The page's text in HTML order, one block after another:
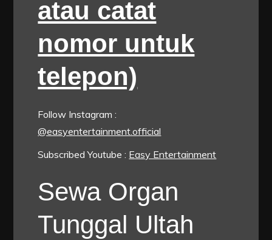
atau catat
nomor untuk
telepon)
Follow Instagram :
@easyentertainment.official
Subscribed Youtube : Easy Entertainment
Sewa Organ
Tunggal Ultah